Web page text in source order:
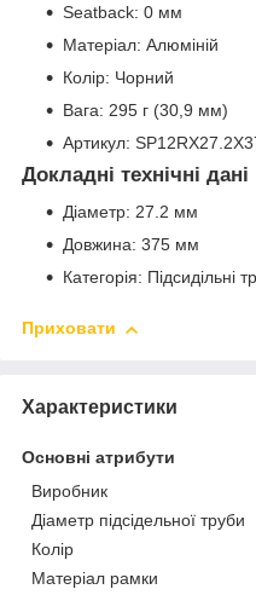
Seatback: 0 мм
Матеріал: Алюміній
Колір: Чорний
Вага: 295 г (30,9 мм)
Артикул:
Докладні технічні дані
Діаметр: 27.2 мм
Довжина: 375 мм
Категорія: Підсидільні
Приховати
Характеристики
Основні атрибути
Виробник
Діаметр підсідельної труби
Колір
Матеріал рамки